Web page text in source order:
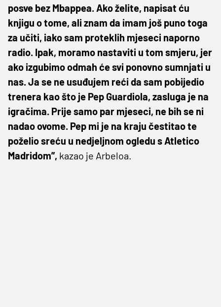
posve bez Mbappea. Ako želite, napisat ću
knjigu o tome, ali znam da imam još puno toga
za učiti, iako sam proteklih mjeseci naporno
radio. Ipak, moramo nastaviti u tom smjeru, jer
ako izgubimo odmah će svi ponovno sumnjati u
nas. Ja se ne usuđujem reći da sam pobijedio
trenera kao što je Pep Guardiola, zasluga je na
igračima. Prije samo par mjeseci, ne bih se ni
nadao ovome. Pep mi je na kraju čestitao te
poželio sreću u nedjeljnom ogledu s Atletico
Madridom”, kazao je Arbeloa.